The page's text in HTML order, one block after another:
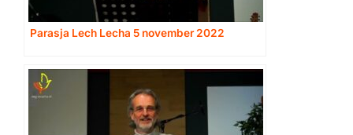
Parasja Lech Lecha 5 november 2022